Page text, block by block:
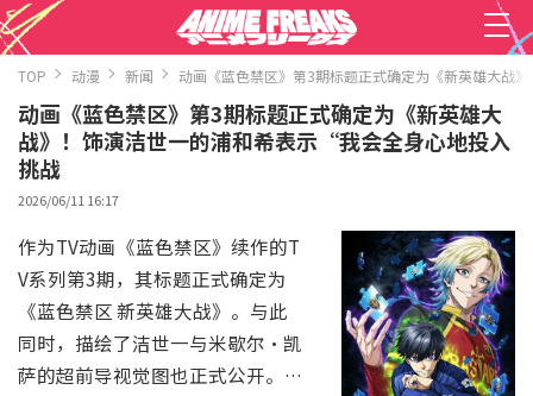
TOP 动漫 新闻 动画《蓝色禁区》第3期标题正式确定为《新英雄大战
动画《蓝色禁区》第3期标题正式确定为《新英雄大
战》！饰演洁世一的浦和希表示“我会全身心地投入
挑战
2026/06/11 16:17
作为TV动画《蓝色禁区》续作的T
V系列第3期，其标题正式确定为
《蓝色禁区 新英雄大战》。与此
同时，描绘了洁世一与米歇尔·凯
萨的超前导视觉图也正式公开。